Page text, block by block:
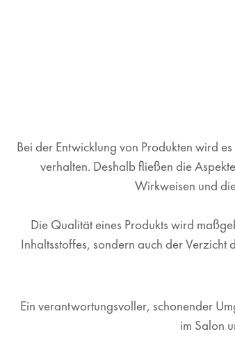
Bei der Entwicklung von Produkten wird
verhalten. Deshalb fließen die
Wirkweisen und
Die Qualität eines Produkts wird
Inhaltsstoffes, sondern auch der
Ein verantwortungsvoller, schonender
im Salon